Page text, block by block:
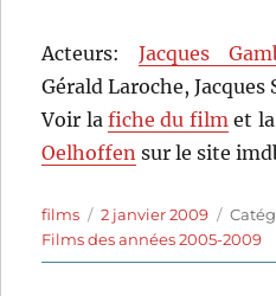
Acteurs: Jacques
Gérald Laroche, Jacques
Voir lafiche du filmet la
Oelhoffen sur le site
Auteur
films
Publié
le
2 janvier 2009
Films des années 2005-2009